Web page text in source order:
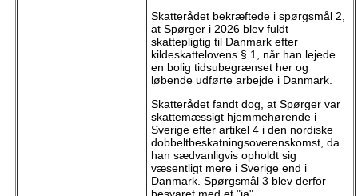
Skatterådet bekræftede i spørgsmål 2,
at Spørger i 2026 blev fuldt
skattepligtig til Danmark efter
kildeskattelovens § 1, når han lejede
en bolig tidsubegrænset her og
løbende udførte arbejde i Danmark.
Skatterådet fandt dog, at Spørger var
skattemæssigt hjemmehørende i
Sverige efter artikel 4 i den nordiske
dobbeltbeskatningsoverenskomst, da
han sædvanligvis opholdt sig
væsentligt mere i Sverige end i
Danmark. Spørgsmål 3 blev derfor